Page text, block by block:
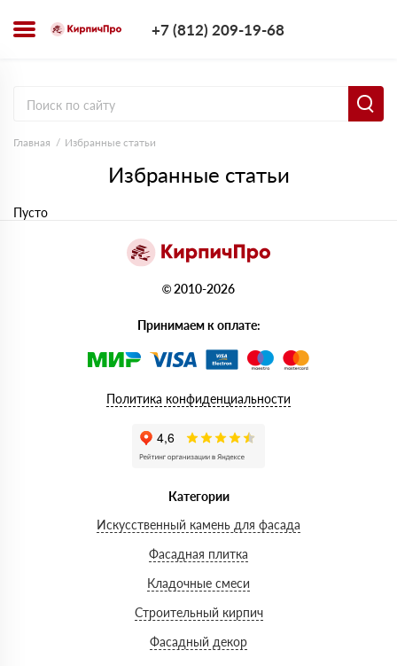
+7 (812) 209-19-68
Главная Избранные статьи
Избранные статьи
Пусто
© 2010-2026
Принимаем к оплате:
Политика конфиденциальности
Категории
Искусственный камень для фасада
Фасадная плитка
Кладочные смеси
Строительный кирпич
Фасадный декор